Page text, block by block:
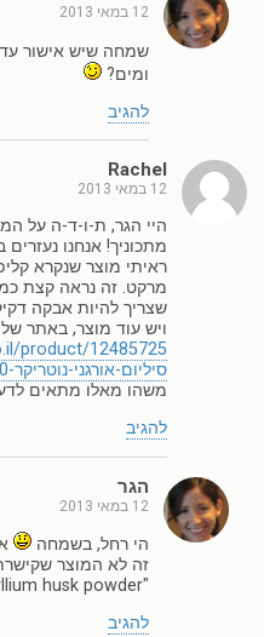
12 במאי 2013
שמחה שיש אישור
ומים?
להגיב
Rachel
12 במאי 2013
היי הגר, ת-ו-ד-ה על
מתכוניך! אנחנו
ראיתי מוצר שנקרא
מרקט. זה נראה קצת
שצריך להיות אבקה
ויש עוד מוצר, באתר
סיליום-אורגני-נוטריקר-300-גרם
משהו מאלו מתאים
להגיב
הגר
12 במאי 2013
הי רחל, בשמחה
זה לא המוצר
"psyllium husk powder"
להגיב